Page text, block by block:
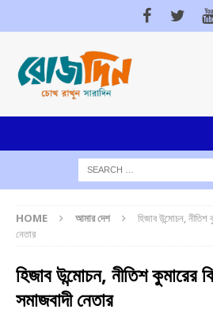
HOME আমার দেশ
হিজাব উন্মোচন, নীতিশ
নেতার
হিজাব উন্মোচন, নীতিশ কুমারের
সমাজবাদী নেতার